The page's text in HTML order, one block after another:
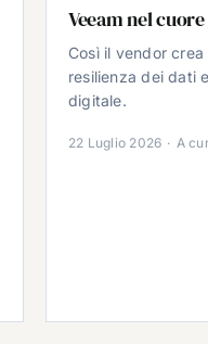
Veeam nel
Così il vendor
resilienza dei dati
digitale.
22 Luglio 2026 · A